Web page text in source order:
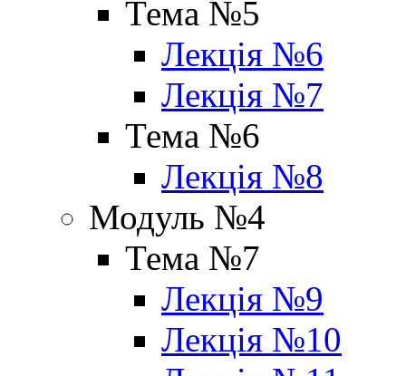
Тема №5
Лекція №6
Лекція №7
Тема №6
Лекція №8
Модуль №4
Тема №7
Лекція №9
Лекція №10